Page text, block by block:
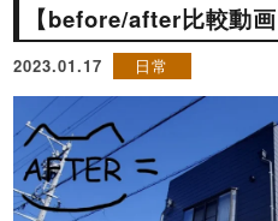
【before/after比較動
2023.01.17 日常